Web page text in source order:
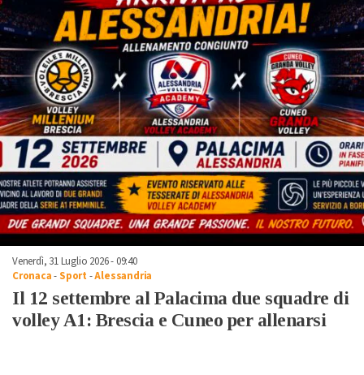
Venerdì, 31 Luglio 2026 - 09:40
Cronaca-Sport -Alessandria
Il 12 settembre al Palacima due squadre di
volley A1: Brescia e Cuneo per allenarsi